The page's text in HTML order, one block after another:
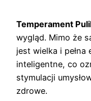
Temperament
wygląd. Mimo że
jest wielka i pełna
inteligentne, co
stymulacji
zdrowe.